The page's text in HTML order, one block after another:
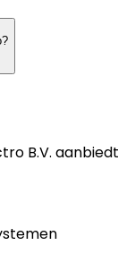
B.V. aanbiedt